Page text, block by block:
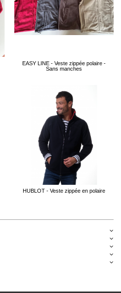
EASY LINE - Veste zippée polaire -
Sans manches
HUBLOT - Veste zippée en polaire